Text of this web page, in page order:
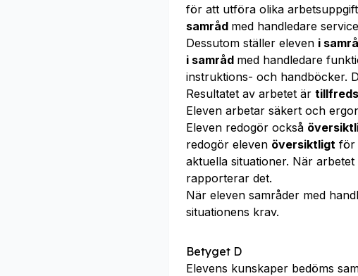
för att utföra olika
samråd med handledare
Dessutom ställer eleven i
i samråd med handledare
instruktions- och handböcker.
Resultatet av arbetet är
Eleven arbetar säkert och
Eleven redogör också
redogör eleven översiktligt för
aktuella situationer. När
rapporterar det.
När eleven samråder med
situationens krav.
Betyget D
Elevens kunskaper bedöms